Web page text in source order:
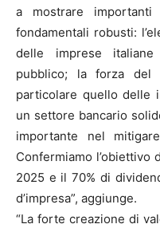
a mostrare
fondamentali robusti:
delle imprese
pubblico; la forza del
particolare quello delle
un settore bancario
importante nel
Confermiamo l’obiettivo
2025 e il 70% di
d’impresa”, aggiunge.
“La forte creazione di